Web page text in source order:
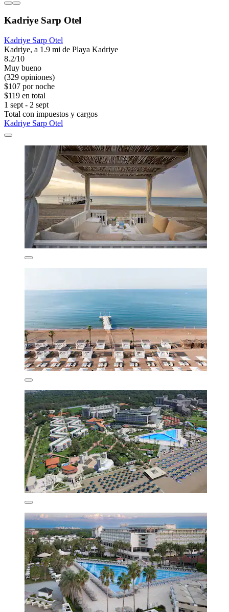
Kadriye Sarp Otel
Kadriye Sarp Otel
Kadriye, a 1.9 mi de Playa Kadriye
8.2/10
Muy bueno
(329 opiniones)
$107 por noche
$119 en total
1 sept - 2 sept
Total con impuestos y cargos
Kadriye Sarp Otel